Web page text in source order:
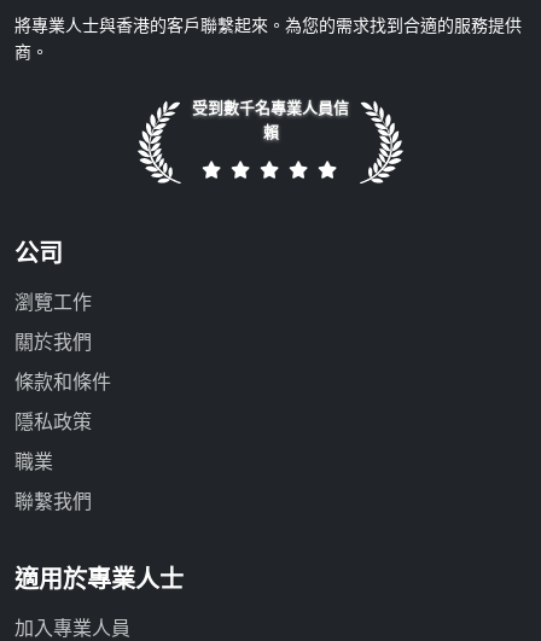
將專業人士與香港的客戶聯繫起來。為您的需求找到合適的服務提供
商。
受到數千名專業人員信
賴
公司
瀏覽工作
關於我們
條款和條件
隱私政策
職業
聯繫我們
適用於專業人士
加入專業人員